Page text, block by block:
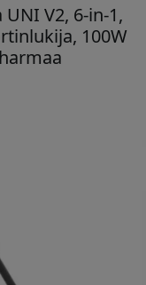
V2, 6-in-1,
100W